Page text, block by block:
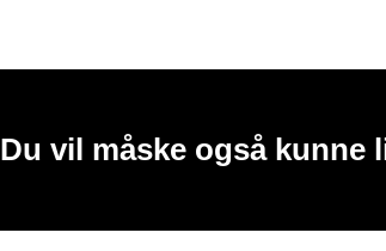
Du vil måske også kunne